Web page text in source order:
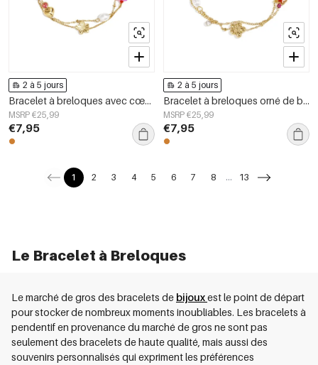
2 à 5 jours
Bracelet à breloques avec cœur, fleur, perle et perles
MSRP €25,99
€7,95
2 à 5 jours
Bracelet à breloques orné de breloques en forme d&#39;étoile et de fleur, de perles, de pierres et de perles de rocaille
MSRP €25,99
€7,95
1 2 3 4 5 6 7 8 ... 13
Le Bracelet à Breloques
Le marché de gros des bracelets de bijouxest le point de départ
pour stocker de nombreux moments inoubliables. Les bracelets à
pendentif en provenance du marché de gros ne sont pas
seulement des bracelets de haute qualité, mais aussi des
souvenirs personnalisés qui expriment les préférences